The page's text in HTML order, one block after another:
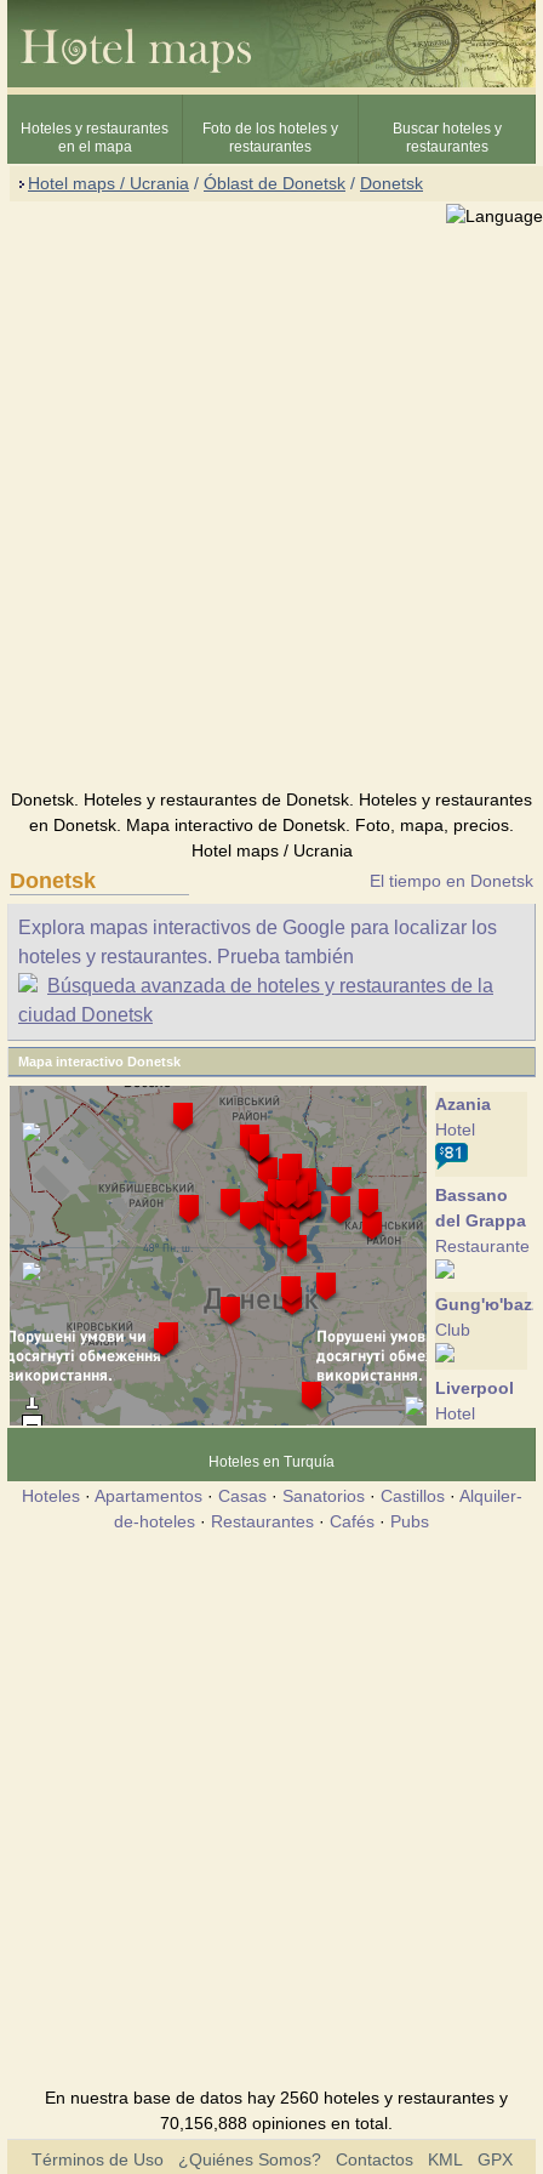
Hoteles y restaurantes
en el mapa
Foto de los hoteles y
restaurantes
Buscar hoteles y
restaurantes
Hotel maps / Ucrania / Óblast de Donetsk / Donetsk
Donetsk. Hoteles y restaurantes de Donetsk. Hoteles y restaurantes
en Donetsk. Mapa interactivo de Donetsk. Foto, mapa, precios.
Hotel maps / Ucrania
Donetsk El tiempo en Donetsk
Explora mapas interactivos de Google para localizar los
hoteles y restaurantes. Prueba también
Búsqueda avanzada de hoteles y restaurantes de la
ciudad Donetsk
Mapa interactivo Donetsk
Azania
Hotel
Bassano
del Grappa
Restaurante
Gung'ю'bazz
Club
Liverpool
Hotel
Restaurante
Aurora
Hoteles en Turquía
Hoteles· Apartamentos· Casas· Sanatorios· Castillos· Alquiler-
de-hoteles · Restaurantes · Cafés · Pubs
En nuestra base de datos hay 2560 hoteles y restaurantes y
70,156,888 opiniones en total.
Términos de Uso
¿Quiénes Somos? Contactos KML GPX